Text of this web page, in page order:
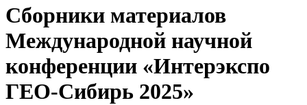
Сборники материалов
Международной научной
конференции «Интерэкспо
ГЕО-Сибирь 2025»